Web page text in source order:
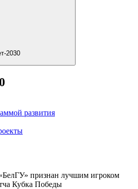
2030
развития
признан лучшим игроком
Кубка Победы